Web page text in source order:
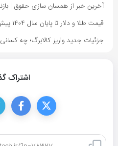
آخرین خبر از همسان سازی حقوق |
قیمت طلا و دلار تا پایان سال ۱۴۰۴ پیش بینی شد
جزئیات جدید واریز کالابرگ؛ چه
اشتراک